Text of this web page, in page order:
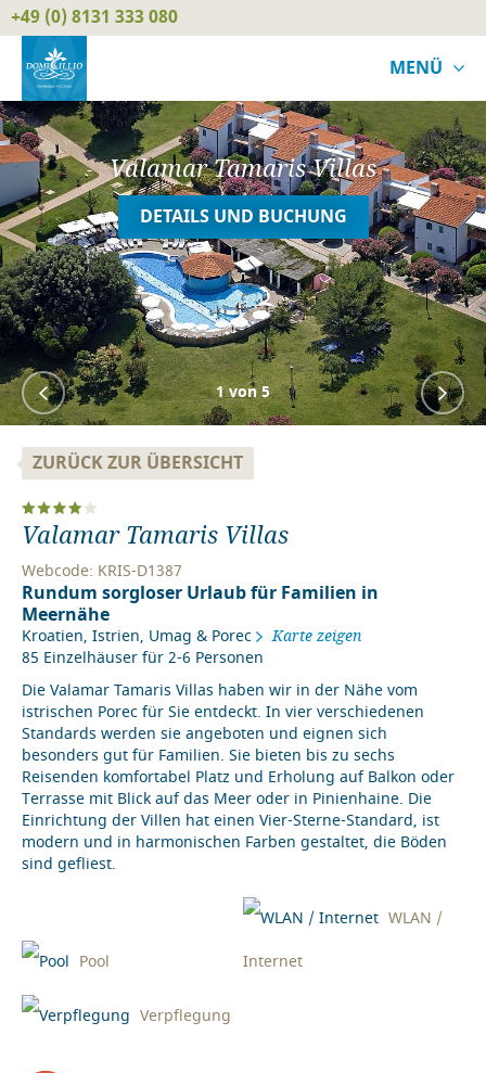
+49 (0) 8131 333 080
MENÜ
Valamar Tamaris Villas
DETAILS UND BUCHUNG
1von 5
ZURÜCK ZUR ÜBERSICHT
Valamar Tamaris Villas
Webcode: KRIS-D1387
Rundum sorgloser Urlaub für Familien in
Meernähe
Kroatien, Istrien, Umag & Porec Karte zeigen
85 Einzelhäuser für 2-6 Personen
Die Valamar Tamaris Villas haben wir in der Nähe vom
istrischen Porec für Sie entdeckt. In vier verschiedenen
Standards werden sie angeboten und eignen sich
besonders gut für Familien. Sie bieten bis zu sechs
Reisenden komfortabel Platz und Erholung auf Balkon oder
Terrasse mit Blick auf das Meer oder in Pinienhaine. Die
Einrichtung der Villen hat einen Vier-Sterne-Standard, ist
modern und in harmonischen Farben gestaltet, die Böden
sind gefliest.
Pool
WLAN /
Internet
Verpflegung